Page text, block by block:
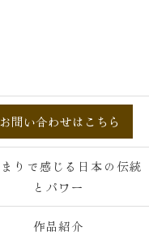
お問い合わせはこちら
りで感じる日本の伝統
とパワー
作品紹介